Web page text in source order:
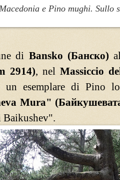
e Pino mughi. Sullo
di Bansko (Банско)
2914), nelMassiccio
un esemplare di Pino
Mura"
Baikushev".